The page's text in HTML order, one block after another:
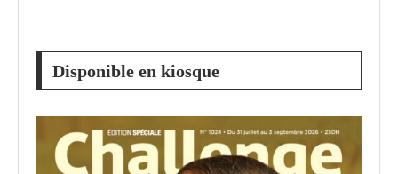
Disponible en kiosque